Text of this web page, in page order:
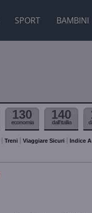
SPORT BAMBINI
130
economia
140
dall'itallia
Treni Viaggiare Sicuri Indice